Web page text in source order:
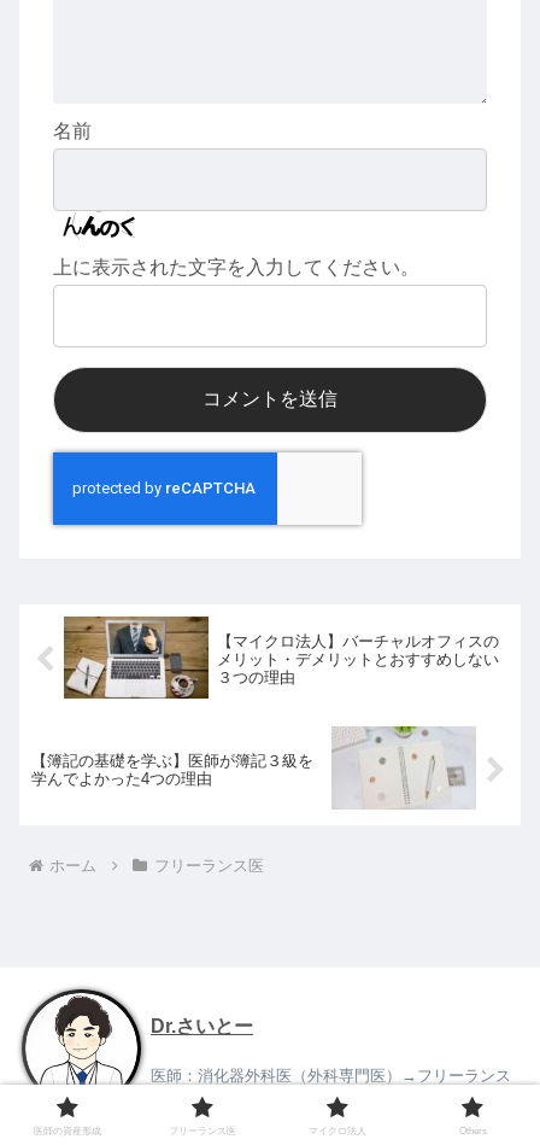
名前
上に表示された文字を入力してください。
【マイクロ法人】バーチャルオフィスの
メリット・デメリットとおすすめしない
３つの理由
【簿記の基礎を学ぶ】医師が簿記３級を
学んでよかった4つの理由
ホーム フリーランス医
Dr.さいとー
医師：消化器外科医（外科専門医）→フリーランス
内科・在宅診療医に転向。
Dr.さいとーの雑記ブログ「Give &Giブログ」で情報
発信中。
医師の資産形成 フリーランス医 マイクロ法人 Others